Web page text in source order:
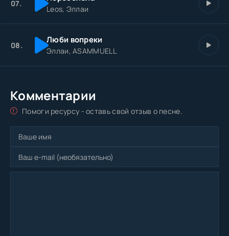
07.
Leos, Эллаи
08. Люби вопреки
Эллаи, ASAMMUELL
Комментарии
Помоги ресурсу - оставь свой отзыв о песне.